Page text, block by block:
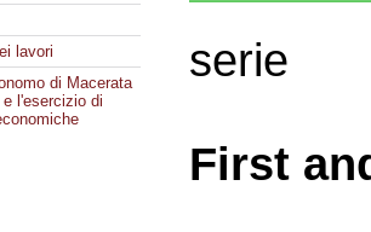
lavori
di Macerata
l'esercizio di
serie
First